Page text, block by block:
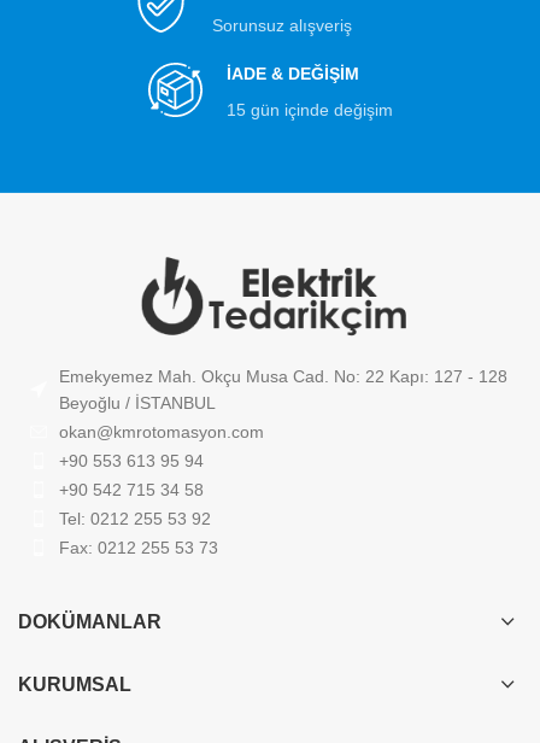
Sorunsuz alışveriş
İADE & DEĞİŞİM
15 gün içinde değişim
Emekyemez Mah. Okçu Musa Cad. No: 22 Kapı: 127 - 128
Beyoğlu / İSTANBUL
okan@kmrotomasyon.com
+90 553 613 95 94
+90 542 715 34 58
Tel: 0212 255 53 92
Fax: 0212 255 53 73
DOKÜMANLAR
KURUMSAL